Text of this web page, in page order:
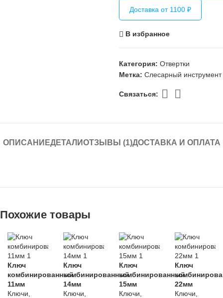
Доставка от 1100 ₽
В избранное
Категория: Отвертки
Метка: Слесарный инструмент
Связаться:
ОПИСАНИЕДЕТАЛИОТЗЫВЫ (1)ДОСТАВКА И ОПЛАТА
Похожие товары
Ключ
комбинированный
11мм
Ключи,
Ключ
комбинированный
14мм
Ключи,
Ключ
комбинированный
15мм
Ключи,
Ключ
22мм
Ключи,